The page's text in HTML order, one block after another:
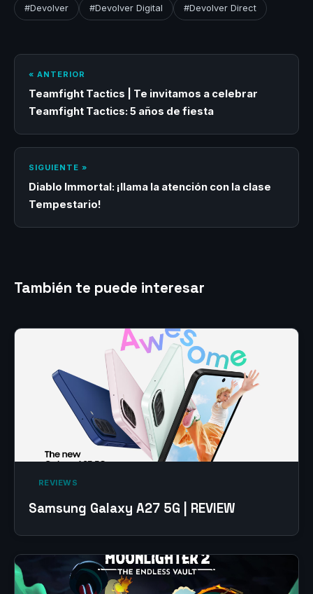
#Devolver #Devolver Digital #Devolver Direct
« ANTERIOR
Teamfight Tactics | Te invitamos a celebrar
Teamfight Tactics: 5 años de fiesta
SIGUIENTE »
Diablo Immortal: ¡llama la atención con la clase
Tempestario!
También te puede interesar
‎ REVIEWS‎
Samsung Galaxy A27 5G | REVIEW